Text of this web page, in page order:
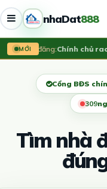
nhaDat888
MỚI
Vừa đăng:Chính chủ rao
Cổng BĐS
310
Tìm nhà